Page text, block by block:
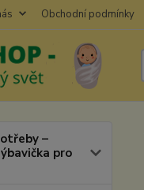
Obchodní podmínky
–
pro